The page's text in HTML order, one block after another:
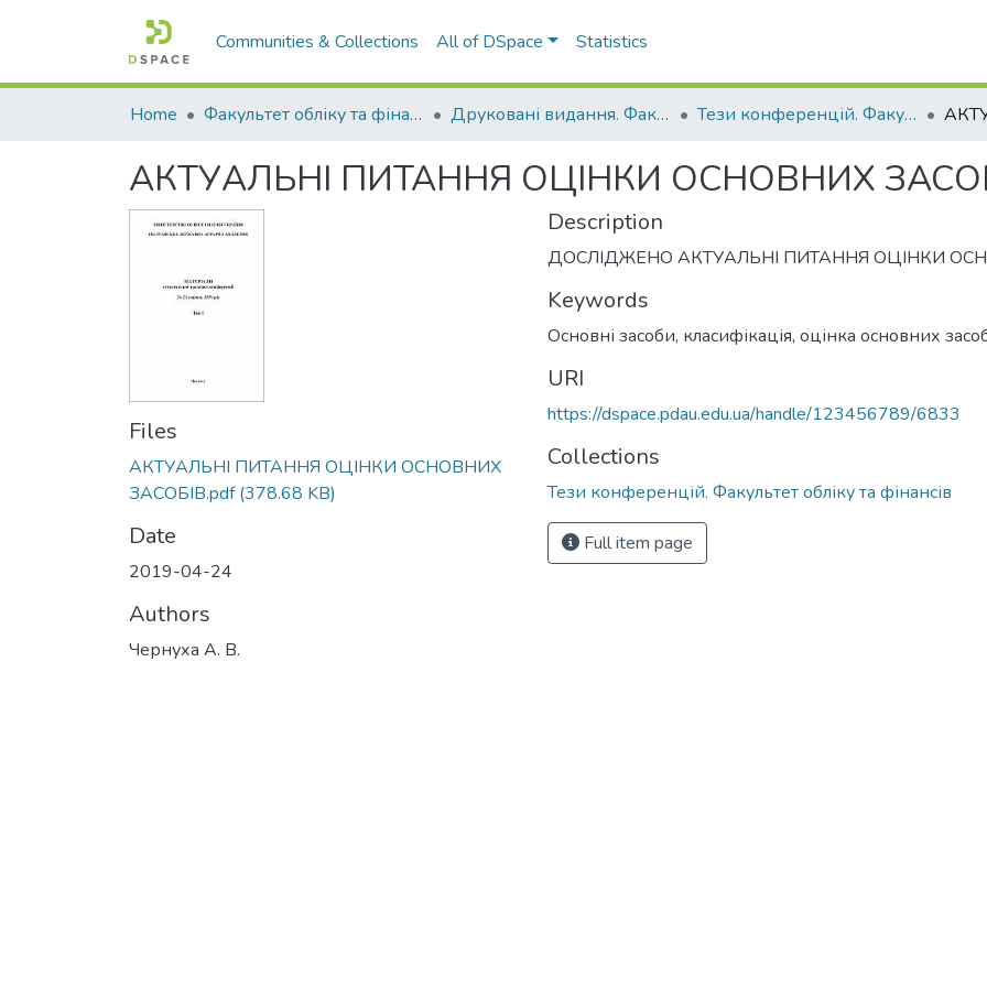
Communities & Collections All of DSpace Statistics
Home Факультет обліку та фінансів Друковані видання. Факультет обліку та фінансів Тези конференцій. Факультет обліку та фінансів
АКТУАЛЬНІ ПИТАННЯ ОЦІНКИ ОСНОВНИХ
Files
АКТУАЛЬНІ ПИТАННЯ ОЦІНКИ ОСНОВНИХ
ЗАСОБІВ.pdf(378.68 KB)
Date
2019-04-24
Authors
Чернуха А. В.
Description
ДОСЛІДЖЕНО АКТУАЛЬНІ ПИТАННЯ ОЦІНКИ
Keywords
Основні засоби, класифікація, оцінка основних
URI
https://dspace.pdau.edu.ua/handle/123456789/6833
Collections
Тези конференцій. Факультет обліку та фінансів
Full item page